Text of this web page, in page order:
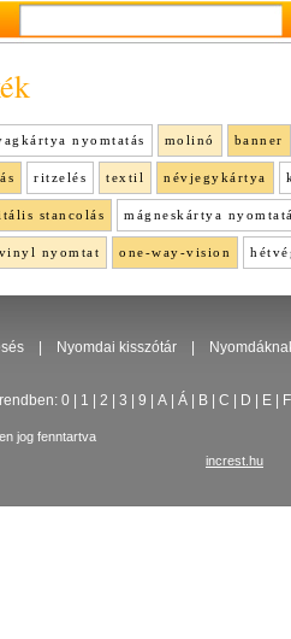
nyomtatás molinó banner
ritzelés textil névjegykártya
stancolás mágneskártya
nyomtat one-way-vision
Nyomdai kisszótár
0 1 2 3 9 A Á B C D E F
jog fenntartva
increst.hu